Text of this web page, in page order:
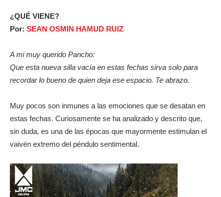
¿QUÉ VIENE?
Por: SEAN OSMIN HAMUD RUIZ
A mi muy querido Pancho:
Que esta nueva silla vacía en estas fechas sirva solo para
recordar lo bueno de quien deja ese espacio. Te abrazo.
Muy pocos son inmunes a las emociones que se desatan en
estas fechas. Curiosamente se ha analizado y descrito que,
sin duda, es una de las épocas que mayormente estimulan el
vaivén extremo del péndulo sentimental.